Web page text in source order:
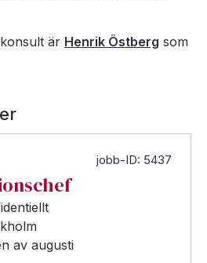
är Henrik Östberg som
jobb-ID: 5437
av augusti